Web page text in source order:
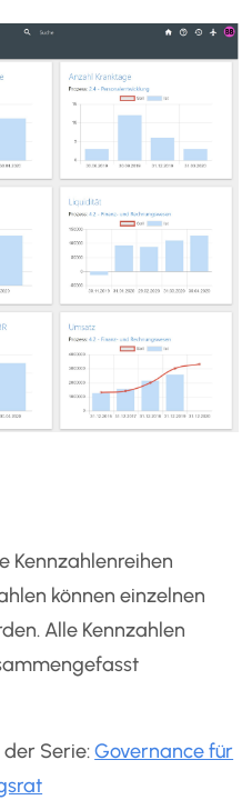
Kennzahlenreihen
können einzelnen
Alle Kennzahlen
der Serie:Governance für